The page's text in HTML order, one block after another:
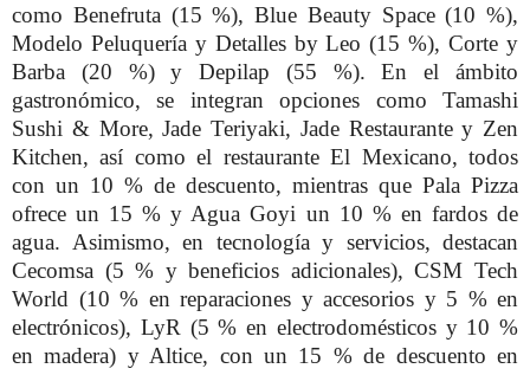
como Benefruta (15 %), Blue Beauty Space (10 %),
Modelo Peluquería y Detalles by Leo (15 %), Corte y
Barba (20 %) y Depilap (55 %). En el ámbito
gastronómico, se integran opciones como Tamashi
Sushi & More, Jade Teriyaki, Jade Restaurante y Zen
Kitchen, así como el restaurante El Mexicano, todos
con un 10 % de descuento, mientras que Pala Pizza
ofrece un 15 % y Agua Goyi un 10 % en fardos de
agua. Asimismo, en tecnología y servicios, destacan
Cecomsa (5 % y beneficios adicionales), CSM Tech
World (10 % en reparaciones y accesorios y 5 % en
electrónicos), LyR (5 % en electrodomésticos y 10 %
en madera) y Altice, con un 15 % de descuento en